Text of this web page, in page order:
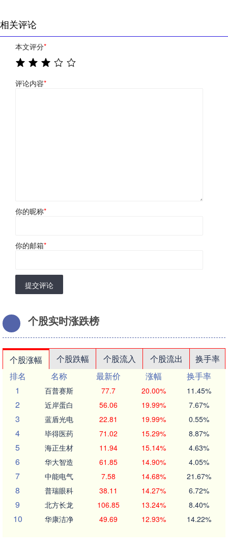
相关评论
本文评分*
评论内容*
你的昵称*
你的邮箱*
提交评论
个股实时涨跌榜
个股涨幅 个股跌幅 个股流入 个股流出
换手率
排名
名称 最新价 涨幅
换手率
1
百普赛斯 77.7 20.00% 11.45%
2 近岸蛋白 56.06 19.99% 7.67%
3 蓝盾光电 22.81 19.99% 0.55%
4 毕得医药 71.02 15.29% 8.87%
5 海正生材 11.94 15.14% 4.63%
6 华大智造 61.85 14.90% 4.05%
7 中能电气 7.58 14.68% 21.67%
8 普瑞眼科 38.11 14.27% 6.72%
9 北方长龙 106.85 13.24% 8.40%
10 华康洁净 49.69 12.93% 14.22%